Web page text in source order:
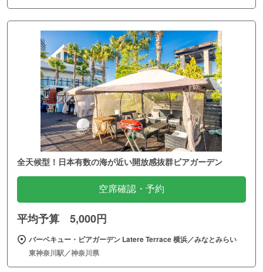
全天候型！日本有数の海が近い開放感抜群ビアガーデン
空席確認・予約
平均予算 5,000円
バーベキュー・ビアガーデン Latere Terrace 横浜／みなとみらい
東神奈川駅／神奈川県